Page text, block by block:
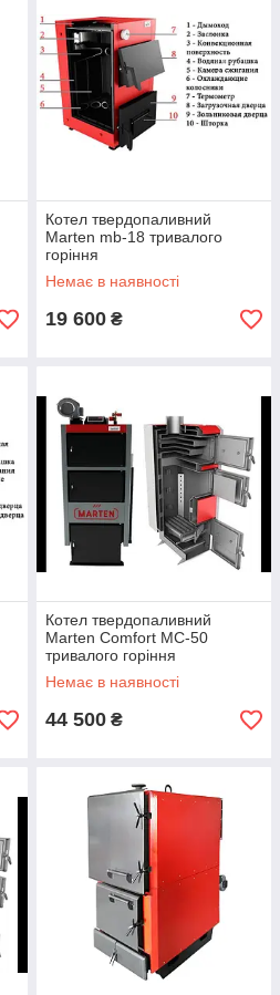
Котел твердопаливний
Marten mb-18 тривалого
горіння
Немає в наявності
19 600 ₴
Котел твердопаливний
Marten Comfort MC-50
тривалого горіння
Немає в наявності
44 500 ₴